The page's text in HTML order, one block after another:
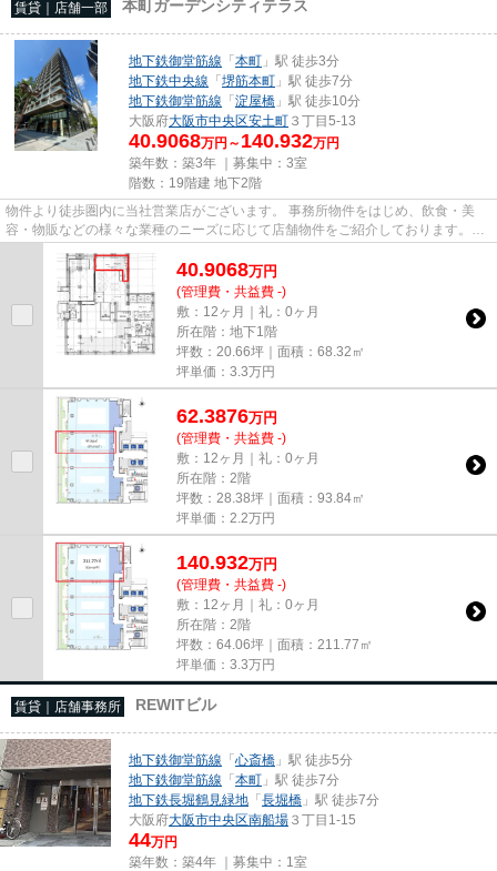
賃貸｜店舗一部 本町ガーデンシティテラス
地下鉄御堂筋線 「本町 」駅 徒歩3分
地下鉄中央線 「堺筋本町 」駅 徒歩7分
地下鉄御堂筋線 「淀屋橋 」駅 徒歩10分
大阪府大阪市中央区安土町 ３丁目5-13
40.9068万円～ 140.932万円
築年数：築3年 ｜募集中： 3室
階数：19階建 地下2階
物件より徒歩圏内に当社営業店がございます。 事務所物件をはじめ、飲食・美
容・物販などの様々な業種のニーズに応じて店舗物件をご紹介しております。
尚、弊社ではおとり広告は一切...
40.9068万円
(管理費・共益費 -)
敷：12ヶ月｜礼：0ヶ月
所在階：地下1階
坪数：20.66坪｜面積：68.32㎡
坪単価： 3.3万円
62.3876万円
(管理費・共益費 -)
敷：12ヶ月｜礼：0ヶ月
所在階：2階
坪数：28.38坪｜面積：93.84㎡
坪単価： 2.2万円
140.932万円
(管理費・共益費 -)
敷：12ヶ月｜礼：0ヶ月
所在階：2階
坪数：64.06坪｜面積：211.77㎡
坪単価： 3.3万円
賃貸｜店舗事務所 REWITビル
地下鉄御堂筋線 「心斎橋 」駅 徒歩5分
地下鉄御堂筋線 「本町 」駅 徒歩7分
地下鉄長堀鶴見緑地 「長堀橋 」駅 徒歩7分
大阪府大阪市中央区南船場 ３丁目1-15
44万円
築年数：築4年 ｜募集中： 1室